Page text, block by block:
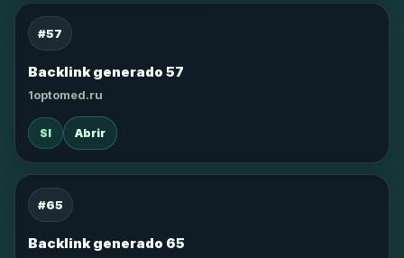
#57
Backlink generado 57
1optomed.ru
SI Abrir
#65
Backlink generado 65